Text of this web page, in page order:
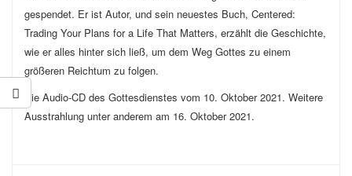
gespendet. Er ist Autor, und sein neuestes Buch, Centered:
Trading Your Plans for a Life That Matters, erzählt die Geschichte,
wie er alles hinter sich ließ, um dem Weg Gottes zu einem
größeren Reichtum zu folgen.
Die Audio-CD des Gottesdienstes vom 10. Oktober 2021. Weitere
Ausstrahlung unter anderem am 16. Oktober 2021.